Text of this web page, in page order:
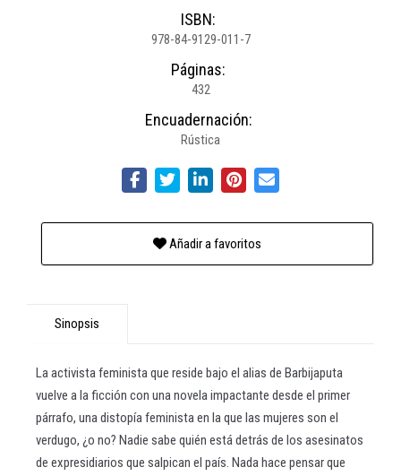
ISBN:
978-84-9129-011-7
Páginas:
432
Encuadernación:
Rústica
Añadir a favoritos
Sinopsis
La activista feminista que reside bajo el alias de Barbijaputa
vuelve a la ficción con una novela impactante desde el primer
párrafo, una distopía feminista en la que las mujeres son el
verdugo, ¿o no? Nadie sabe quién está detrás de los asesinatos
de expresidiarios que salpican el país. Nada hace pensar que